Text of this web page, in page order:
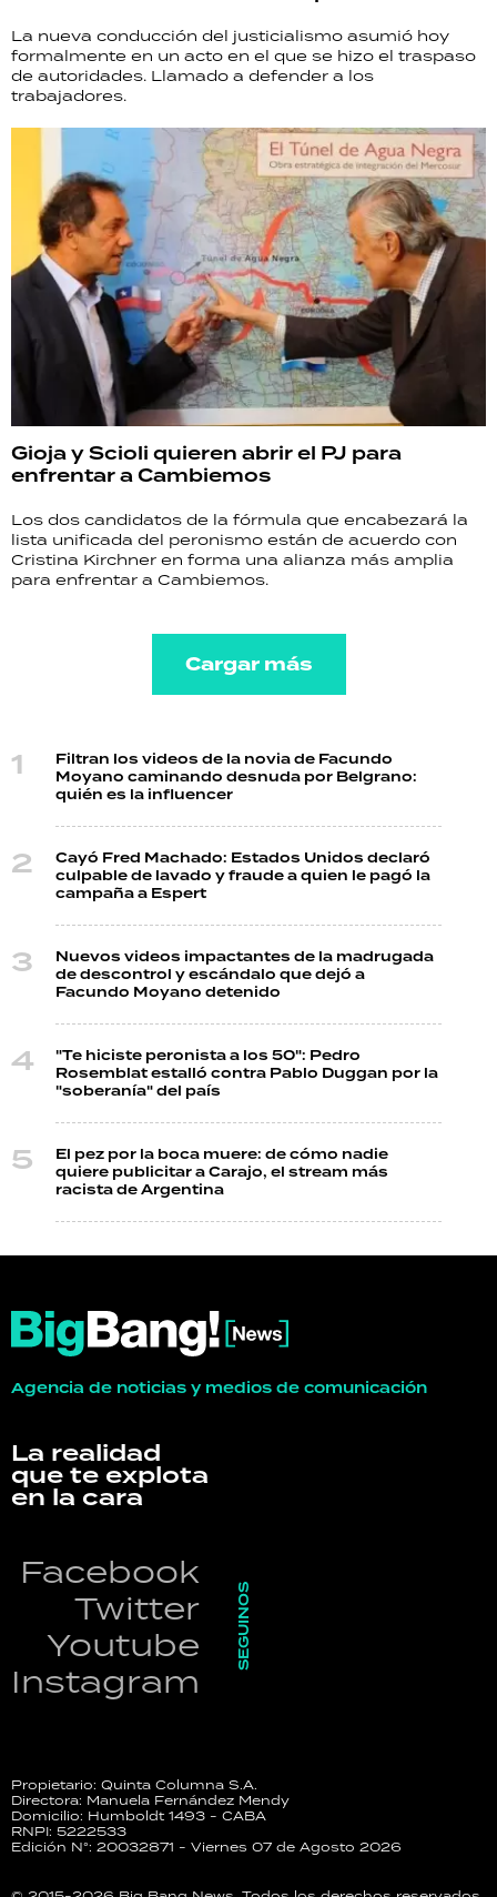
La nueva conducción del justicialismo asumió hoy
formalmente en un acto en el que se hizo el traspaso
de autoridades. Llamado a defender a los
trabajadores.
Gioja y Scioli quieren abrir el PJ para
enfrentar a Cambiemos
Los dos candidatos de la fórmula que encabezará la
lista unificada del peronismo están de acuerdo con
Cristina Kirchner en forma una alianza más amplia
para enfrentar a Cambiemos.
Cargar más
Filtran los videos de la novia de Facundo
Moyano caminando desnuda por Belgrano:
quién es la influencer
Cayó Fred Machado: Estados Unidos declaró
culpable de lavado y fraude a quien le pagó la
campaña a Espert
Nuevos videos impactantes de la madrugada
de descontrol y escándalo que dejó a
Facundo Moyano detenido
"Te hiciste peronista a los 50": Pedro
Rosemblat estalló contra Pablo Duggan por la
"soberanía" del país
El pez por la boca muere: de cómo nadie
quiere publicitar a Carajo, el stream más
racista de Argentina
Agencia de noticias y medios de comunicación
La realidad
que te explota
en la cara
Facebook
Twitter
Youtube
Instagram
SEGUINOS
Propietario: Quinta Columna S.A.
Directora: Manuela Fernández Mendy
Domicilio: Humboldt 1493 - CABA
RNPI: 5222533
Edición N°: 20032871 - Viernes 07 de Agosto 2026